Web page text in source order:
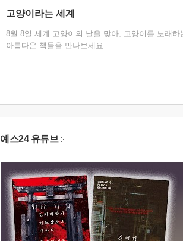
고양이라는 세계
8월 8일 세계 고양이의 날을 맞아, 고양이를 노래하
아름다운 책들을 만나보세요.
예스24 유튜브